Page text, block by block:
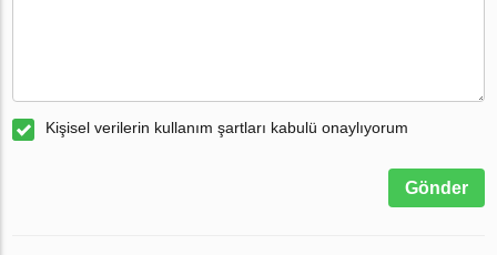
Kişisel verilerin kullanım şartları kabulü onaylıyorum
Gönder